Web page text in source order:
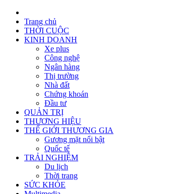
Trang chủ
THỜI CUỘC
KINH DOANH
Xe plus
Công nghệ
Ngân hàng
Thị trường
Nhà đất
Chứng khoán
Đầu tư
QUẢN TRỊ
THƯƠNG HIỆU
THẾ GIỚI THƯƠNG GIA
Gương mặt nổi bật
Quốc tế
TRẢI NGHIỆM
Du lịch
Thời trang
SỨC KHỎE